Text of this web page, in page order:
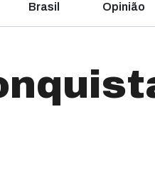
Brasil Opinião